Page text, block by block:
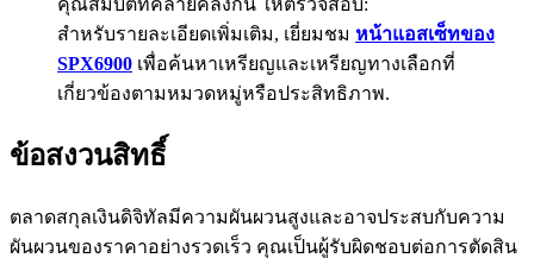
Crypto World Cup 2026: Grand Finale
77,777+3k Rewards
สำหรับรายละเอียดเพิ่มเติม, เยี่ยมชม หน้าแอสเซ็ทของ
SPX6900 เพื่อค้นหาเหรียญและเหรียญทางเลือกที่
เกี่ยวข้องตามหมวดหมู่หรือประสิทธิภาพ.
ข้อสงวนสิทธิ์
ตลาดสกุลเงินดิจิทัลมีความผันผวนสูงและอาจประสบกับความ
ผันผวนของราคาอย่างรวดเร็ว คุณเป็นผู้รับผิดชอบต่อการตัดสิน